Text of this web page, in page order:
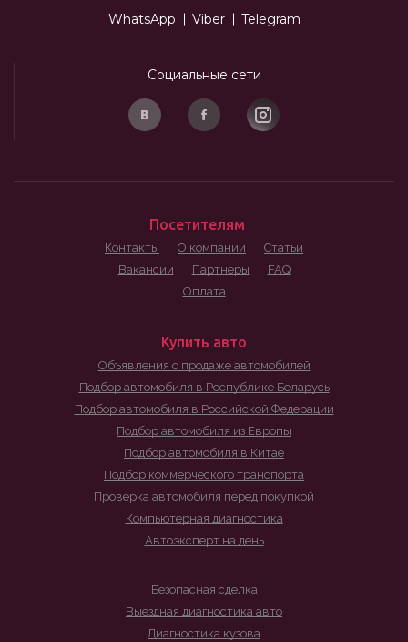
WhatsApp Viber Telegram
Социальные сети
Посетителям
Контакты О компании
Статьи
Вакансии
Партнеры
FAQ
Оплата
Купить авто
Объявления о продаже автомобилей
Подбор автомобиля в Республике Беларусь
Подбор автомобиля в Российской Федерации
Подбор автомобиля из Европы
Подбор автомобиля в Китае
Подбор коммерческого транспорта
Проверка автомобиля перед покупкой
Компьютерная диагностика
Автоэксперт на день
Безопасная сделка
Выездная диагностика авто
Диагностика кузова